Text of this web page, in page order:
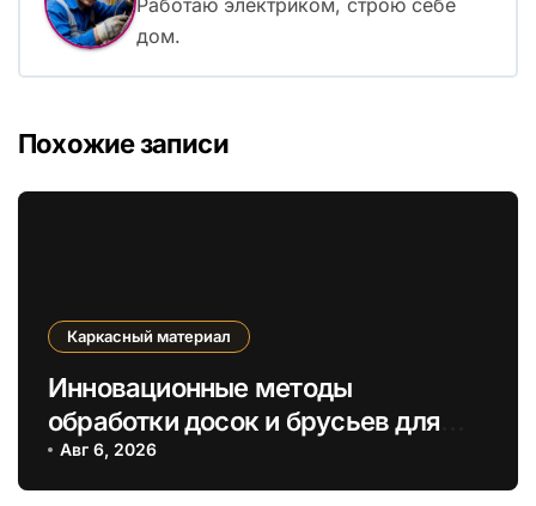
Работаю электриком, строю себе
дом.
Похожие записи
Каркасный материал
Инновационные методы
обработки досок и брусьев для
повышения экологичности
каркасов
Авг 6, 2026